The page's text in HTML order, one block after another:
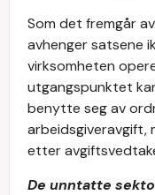
Som det fremgår
avhenger satsene
virksomheten
utgangspunktet
benytte seg av
arbeidsgiveravgift,
etter
De unntatte